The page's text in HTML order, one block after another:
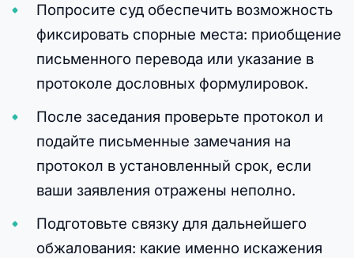
Попросите суд обеспечить возможность
фиксировать спорные места: приобщение
письменного перевода или указание в
протоколе дословных формулировок.
После заседания проверьте протокол и
подайте письменные замечания на
протокол в установленный срок, если
ваши заявления отражены неполно.
Подготовьте связку для дальнейшего
обжалования: какие именно искажения